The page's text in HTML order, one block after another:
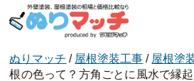
ぬりマッチとは
ぬりマッチ / 屋根塗装工事 / 屋根塗
根の色って？方角ごとに風水で縁